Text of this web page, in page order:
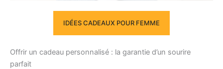
IDÉES CADEAUX POUR FEMME
Offrir un cadeau personnalisé : la garantie d’un sourire
parfait